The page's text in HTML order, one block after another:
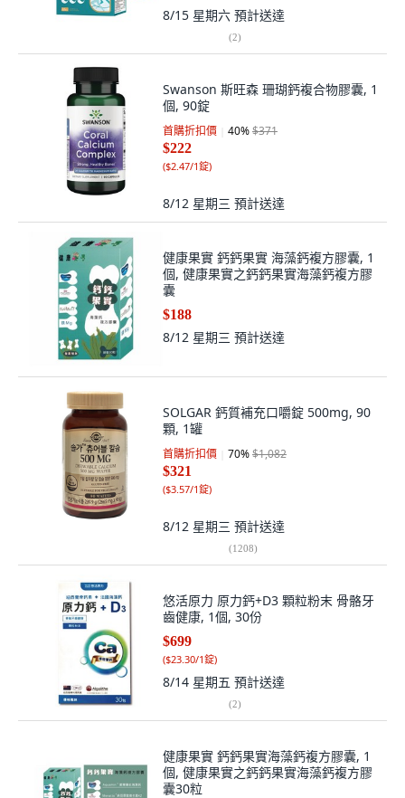
8/15 星期六 預計送達
(2)
Swanson 斯旺森 珊瑚鈣複合物膠囊, 1
個, 90錠
首購折扣價 40%$371
$222
($2.47/1錠)
8/12 星期三 預計送達
健康果實 鈣鈣果實 海藻鈣複方膠囊, 1
個, 健康果實之鈣鈣果實海藻鈣複方膠
囊
$188
8/12 星期三 預計送達
SOLGAR 鈣質補充口嚼錠 500mg, 90
顆, 1罐
首購折扣價 70%$1,082
$321
($3.57/1錠)
8/12 星期三 預計送達
(1208)
悠活原力 原力鈣+D3 顆粒粉末 骨骼牙
齒健康, 1個, 30份
$699
($23.30/1錠)
8/14 星期五 預計送達
(2)
健康果實 鈣鈣果實海藻鈣複方膠囊, 1
個, 健康果實之鈣鈣果實海藻鈣複方膠
囊30粒